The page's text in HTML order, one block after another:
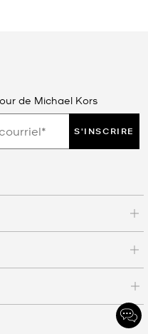
de Michael Kors
S'INSCRIRE